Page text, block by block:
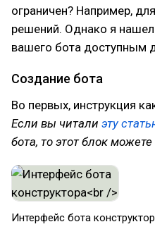
ограничен? Например,
решений. Однако я
вашего бота доступным
Создание бота
Во первых, инструкция
Если вы читали эту
бота, то этот блок
Интерфейс бота